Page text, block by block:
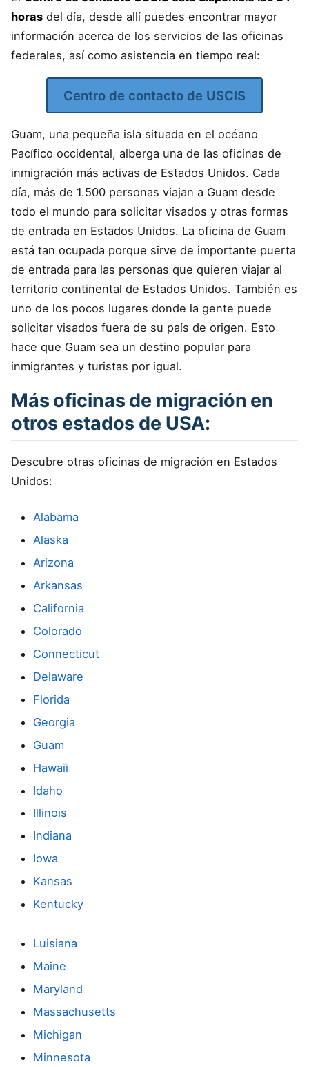
horas del día, desde allí puedes encontrar mayor
información acerca de los servicios de las oficinas
federales, así como asistencia en tiempo real:
Centro de contacto de USCIS
Guam, una pequeña isla situada en el océano
Pacífico occidental, alberga una de las oficinas de
inmigración más activas de Estados Unidos. Cada
día, más de 1.500 personas viajan a Guam desde
todo el mundo para solicitar visados y otras formas
de entrada en Estados Unidos. La oficina de Guam
está tan ocupada porque sirve de importante puerta
de entrada para las personas que quieren viajar al
territorio continental de Estados Unidos. También es
uno de los pocos lugares donde la gente puede
solicitar visados fuera de su país de origen. Esto
hace que Guam sea un destino popular para
inmigrantes y turistas por igual.
Más oficinas de migración en
otros estados de USA:
Descubre otras oficinas de migración en Estados
Unidos:
Alabama
Alaska
Arizona
Arkansas
California
Colorado
Connecticut
Delaware
Florida
Georgia
Guam
Hawaii
Idaho
Illinois
Indiana
Iowa
Kansas
Kentucky
Luisiana
Maine
Maryland
Massachusetts
Michigan
Minnesota